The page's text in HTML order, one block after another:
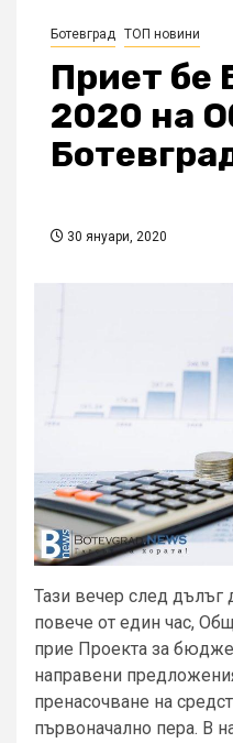
Ботевград ТОП новини
Приет
2020 на
30 януари, 2020
Тази вечер след
повече от един час,
прие Проекта за
направени
пренасочване на
първоначално пера. В